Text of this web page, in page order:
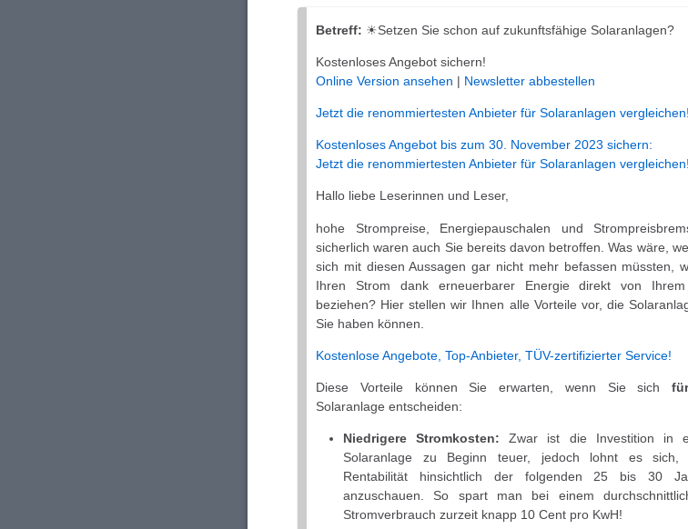
Betreff: ☀Setzen Sie schon auf zukunftsfähige Solaranlagen?
Kostenloses Angebot sichern!
Online Version ansehen | Newsletter abbestellen
Jetzt die renommiertesten Anbieter für Solaranlagen vergleichen!
Kostenloses Angebot bis zum 30. November 2023 sichern:
Jetzt die renommiertesten Anbieter für Solaranlagen vergleichen!
Hallo liebe Leserinnen und Leser,
hohe Strompreise, Energiepauschalen und
sicherlich waren auch Sie bereits davon betroffen. Was wäre,
sich mit diesen Aussagen gar nicht mehr befassen müssten,
Ihren Strom dank erneuerbarer Energie direkt von
beziehen? Hier stellen wir Ihnen alle Vorteile vor, die
Sie haben können.
Kostenlose Angebote, Top-Anbieter, TÜV-zertifizierter Service!
Diese Vorteile können Sie erwarten, wenn Sie sich
Solaranlage entscheiden:
Niedrigere Stromkosten: Zwar ist die Investition in
Solaranlage zu Beginn teuer, jedoch lohnt es sich,
Rentabilität hinsichtlich der folgenden 25 bis 30
anzuschauen. So spart man bei einem
Stromverbrauch zurzeit knapp 10 Cent pro KwH!